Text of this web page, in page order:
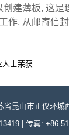
创建薄板, 这是
作, 从邮寄信
人士荣获
省昆山市正仪环城
| 传真: +86-